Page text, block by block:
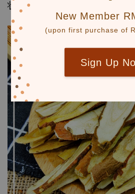
New Member
(upon first purchase of
Sign Up
状。